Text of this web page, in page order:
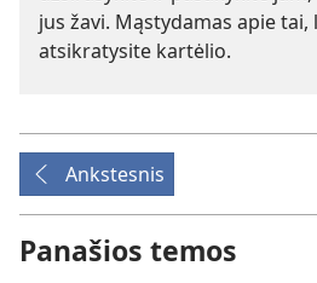
jus žavi. Mąstydamas apie tai,
atsikratysite kartėlio.
Ankstesnis
Panašios temos